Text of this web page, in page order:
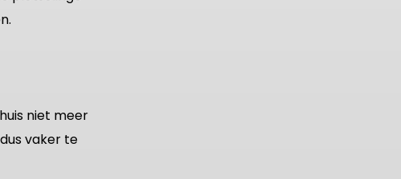
niet meer
vaker te